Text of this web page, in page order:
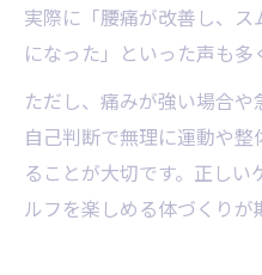
実際に「腰痛が改善し、
になった」といった声も多
ただし、痛みが強い場合や
自己判断で無理に運動や
ることが大切です。正し
ルフを楽しめる体づくりが